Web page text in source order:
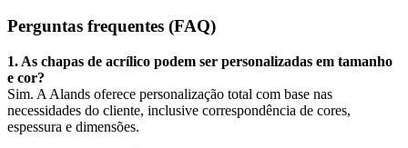
Perguntas frequentes (FAQ)
1. As chapas de acrílico podem ser personalizadas em tamanho
e cor?
Sim. A Alands oferece personalização total com base nas
necessidades do cliente, inclusive correspondência de cores,
espessura e dimensões.